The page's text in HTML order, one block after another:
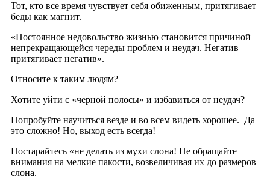
Тот, кто все время чувствует себя обиженным, притягивает
беды как магнит.
«Постоянное недовольство жизнью становится причиной
непрекращающейся череды проблем и неудач. Негатив
притягивает негатив».
Относите к таким людям?
Хотите уйти с «черной полосы» и избавиться от неудач?
Попробуйте научиться везде и во всем видеть хорошее. Да
это сложно! Но, выход есть всегда!
Постарайтесь «не делать из мухи слона! Не обращайте
внимания на мелкие пакости, возвеличивая их до размеров
слона.